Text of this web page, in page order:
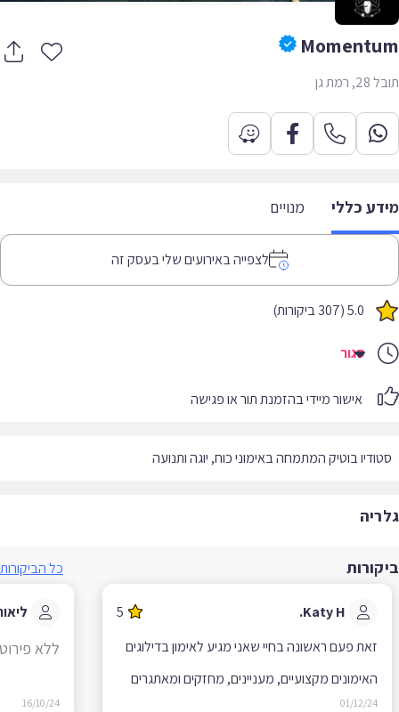
גן
כללי מנויים
לצפייה באירועים שלי בעסק זה
5.0 (307 ביקורות)
סגור
אישור מיידי בהזמנת תור או פגישה
בוטיק המתמחה באימוני כוח, יוגה ותנועה
כל הביקורות
Katy H.
5
האימונים מקצועיים, מעניינים, מחזקים ומאתגרים
01/12/24
ליאור
ללא פירוט
16/10/24